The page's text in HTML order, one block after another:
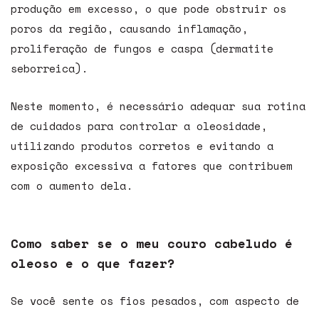
produção em excesso, o que pode obstruir os
poros da região, causando inflamação,
proliferação de fungos e caspa (dermatite
seborreica).
Neste momento, é necessário adequar sua rotina
de cuidados para controlar a oleosidade,
utilizando produtos corretos e evitando a
exposição excessiva a fatores que contribuem
com o aumento dela.
Como saber se o meu couro cabeludo é
oleoso e o que fazer?
Se você sente os fios pesados, com aspecto de